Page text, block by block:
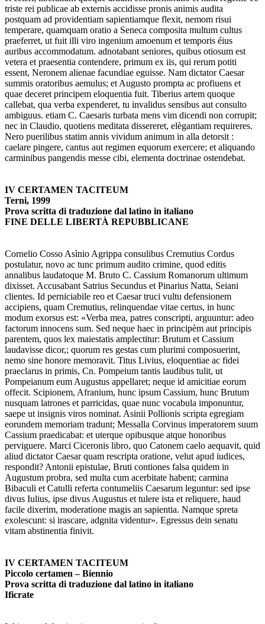
triste rei publicae ab externis accidisse pronis animis audita
postquam ad providentiam sapientiamque flexit, nemom risui
temperare, quamquam oratio a Seneca composita multum cultus
praeferret, ut fuit illi viro ingenium amoe­num et temporis éius
auribus accommodatum. adnota­bant seniores, quibus otiosum est
vetera et praesentia contendere, primum ex iis, qui rerum potiti
essent, Nero­nem alienae facundiae eguisse. Nam dictator Caesar
sum­mis oratoribus aemulus; et Augusto prompta ac pro­fiuens et
quae deceret principem eloquentia fuit. Tibe­rius artem quoque
callebat, qua verba expenderet, tu invalidus sensibus aut consulto
ambiguus. etiam C. Cae­saris turbata mens vim dicendi non corrupit;
nec in Clau­dio, quotiens meditata dissereret, elègantiam requireres.
Nero puerilibus statim annis vividum animum in alla detorsit :
caelare pingere, cantus aut regimen equorum exercere; et aliquando
carminibus pangendis messe cibi, elementa doctrinae ostendebat.
IV CERTAMEN TACITEUM
Terni, 1999
Prova scritta di traduzione dal latino in italiano
FINE DELLE LIBERTÀ REPUBBLICANE
Cornelio Cosso Asìnio Agrippa consulibus Cremutius Cordus
postulatur, novo ac tunc primum audito crimine, quod editis
annalibus laudatoque M. Bruto C. Cassium Romanorum ultimum
dixisset. Accusabant Satrius Secundus et Pinarius Natta, Seiani
clientes. Id perniciabile reo et Caesar truci vultu defensionem
accipiens, quam Cremutius, relinquendae vitae certus, in hunc
modum exorsus est: «Verba mea, patres conscripti, arguuntur: adeo
factorum innocens sum. Sed neque haec in principèm aut principis
parentem, quos lex maiestatis amplectitur: Brutum et Cassium
laudavisse dicor,; quorum res gestas cum plurimi composuerint,
nemo sine honore memoravit. Titus Livius, eloquentiae ac fidei
praeclarus in primis, Cn. Pompeium tantis laudibus tulit, ut
Pompeianum eum Augustus appellaret; neque id amicitiae eorum
offecit. Scipionem, Afranium, hunc ipsum Cassium, hunc Brutum
nusquam latrones et parricidas, quae nunc vocabula imponuntur,
saepe ut insignis viros nominat. Asinii Pollionis scripta egregiam
eorundem memoriam tradunt; Messalla Corvinus imperatorem suum
Cassium praedicabat: et uterque opibusque atque honoribus
perviguere. Marci Ciceronis libro, quo Catonem caelo aequavit, quid
aliud dictator Caesar quam rescripta oratione, velut apud iudices,
respondit? Antonii epistulae, Bruti contiones falsa quidem in
Augustum probra, sed multa cum acerbitate habent; carmina
Bibaculi et Catulli referta contumeliis Caesarum leguntur: sed ipse
divus Iulius, ipse divus Augustus et tulere ista et reliquere, haud
facile dixerim, moderatione magis an sapientia. Namque spreta
exolescunt: si irascare, adgnita videntur». Egressus dein senatu
vitam abstinentia finivit.
IV CERTAMEN TACITEUM
Piccolo certamen – Biennio
Prova scritta di traduzione dal latino in italiano
Ificrate